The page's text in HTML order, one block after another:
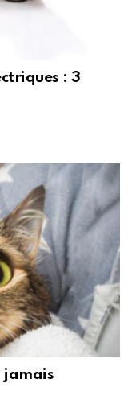
: 3
jamais